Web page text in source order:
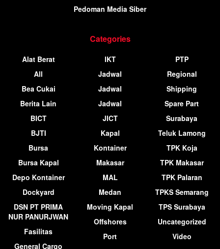
Pedoman Media Siber
Categories
Alat Berat
All
Bea Cukai
Berita Lain
BICT
BJTI
Bursa
Bursa Kapal
Depo Kontainer
Dockyard
DSN PT PRIMA
NUR PANURJWAN
Fasilitas
General Cargo
IKT
Jadwal
Jadwal
Jadwal
JICT
Kapal
Kontainer
Makasar
MAL
Medan
Moving Kapal
Offshores
Port
PTP
Regional
Shipping
Spare Part
Surabaya
Teluk Lamong
TPK Koja
TPK Makasar
TPK Palaran
TPKS Semarang
TPS Surabaya
Uncategorized
Video